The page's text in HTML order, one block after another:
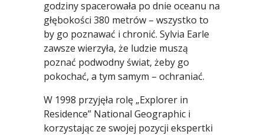
godziny spacerowała po dnie oceanu na
głębokości 380 metrów – wszystko to
by go poznawać i chronić. Sylvia Earle
zawsze wierzyła, że ludzie muszą
poznać podwodny świat, żeby go
pokochać, a tym samym – ochraniać.
W 1998 przyjęła rolę „Explorer in
Residence” National Geographic i
korzystając ze swojej pozycji ekspertki